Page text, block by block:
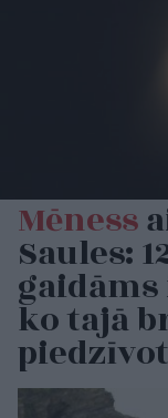
Mēness
Saules:
gaidāms
ko tajā